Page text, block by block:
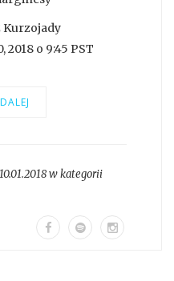
Kurzojady
2018 o 9:45 PST
10.01.2018 w kategorii